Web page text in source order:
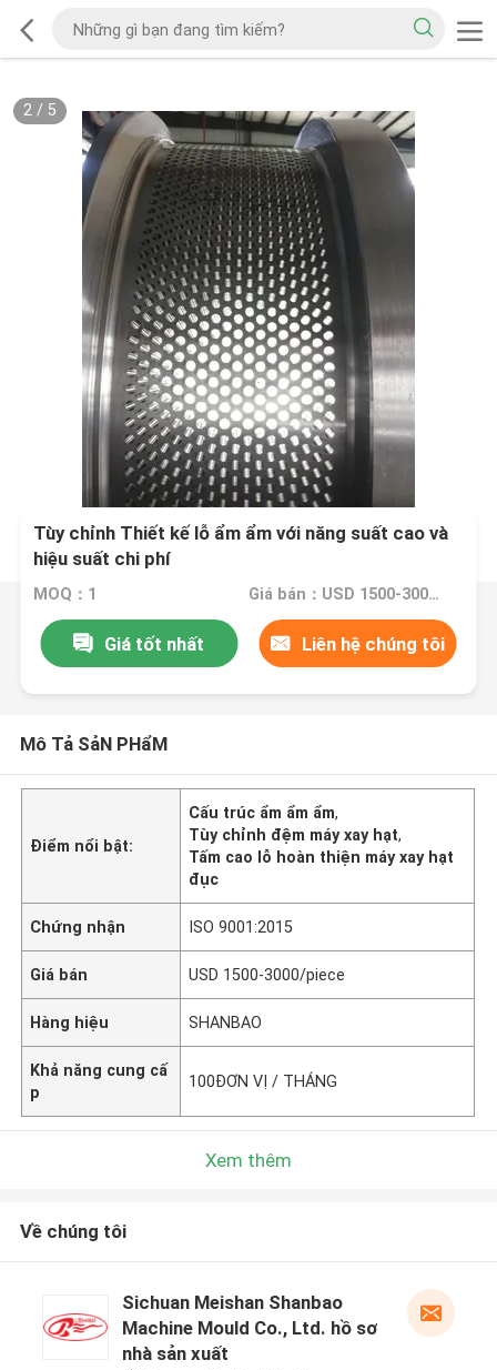
2/ 5
Tùy chỉnh Thiết kế lỗ ẩm ẩm với năng suất cao và
hiệu suất chi phí
MOQ：1 Giá bán：USD 1500-3000/piece
Giá tốt nhất Liên hệ chúng tôi
Mô Tả SảN PHẩM
Điểm nổi bật:
Cấu trúc ẩm ẩm ẩm,
Tùy chỉnh đệm máy xay hạt,
Tấm cao lỗ hoàn thiện máy xay hạt
đục
Chứng nhận ISO 9001:2015
Giá bán USD 1500-3000/piece
Hàng hiệu SHANBAO
Khả năng cung cấ
p
100ĐƠN VỊ / THÁNG
Xem thêm
Về chúng tôi
Sichuan Meishan Shanbao
Machine Mould Co., Ltd. hồ sơ
nhà sản xuất